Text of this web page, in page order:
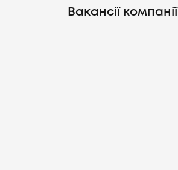
Вакансії компанії